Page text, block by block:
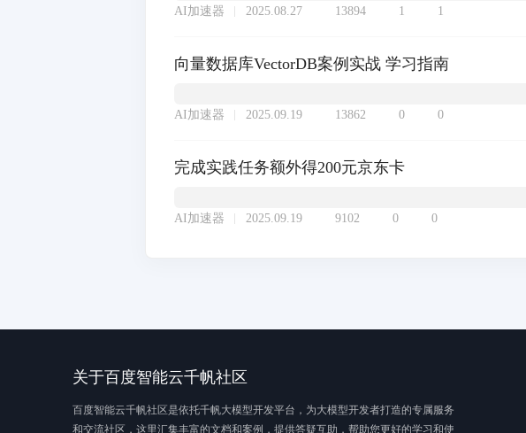
AI加速器 2025.08.27 13894 1 1
向量数据库VectorDB案例实战 学习指南
AI加速器 2025.09.19 13862 0 0
完成实践任务额外得200元京东卡
AI加速器 2025.09.19 9102 0 0
关于百度智能云千帆社区
百度智能云千帆社区是依托千帆大模型开发平台，为大模型开发者打造的专属服务
和交流社区，这里汇集丰富的文档和案例，提供答疑互助，帮助您更好的学习和使